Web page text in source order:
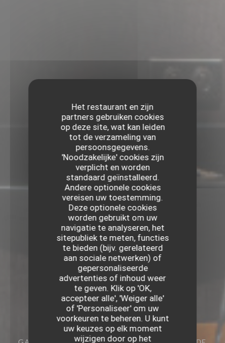
Het restaurant en zijn
partners gebruiken cookies
op deze site, wat kan leiden
tot de verzameling van
persoonsgegevens.
'Noodzakelijke' cookies zijn
verplicht en worden
standaard geïnstalleerd.
Andere optionele cookies
vereisen uw toestemming.
Deze optionele cookies
worden gebruikt om uw
navigatie te analyseren, het
sitepubliek te meten, functies
te bieden (bijv. gerelateerd
aan sociale netwerken) of
gepersonaliseerde
advertenties of inhoud weer
te geven. Klik op 'OK,
accepteer alle', 'Weiger alle'
of 'Personaliseer' om uw
voorkeuren te beheren. U kunt
uw keuzes op elk moment
wijzigen door op het